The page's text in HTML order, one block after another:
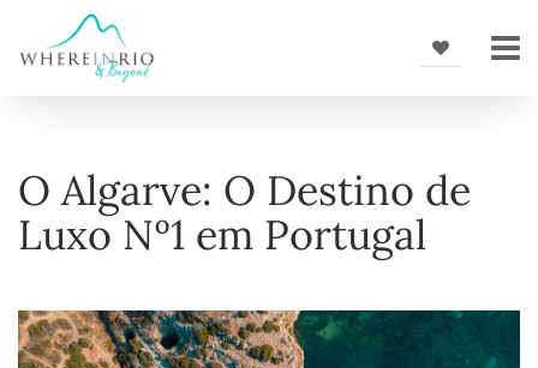
O Algarve: O Destino de
Luxo Nº1 em Portugal